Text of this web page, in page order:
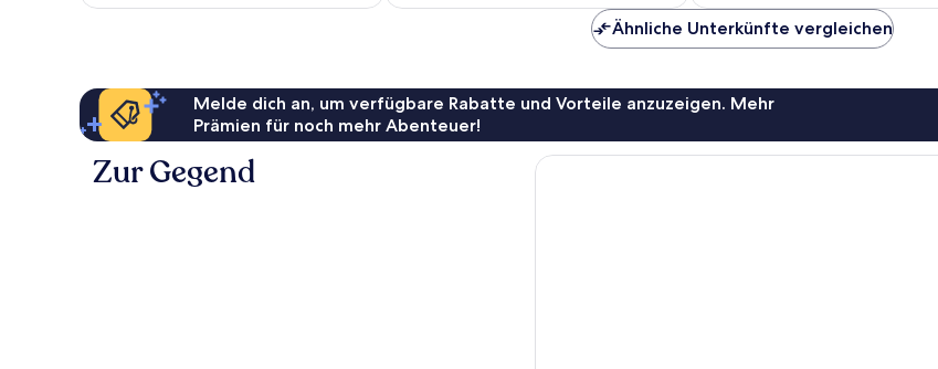
Ähnliche Unterkünfte vergleichen
Melde dich an, um verfügbare Rabatte und Vorteile anzuzeigen. Mehr
Prämien für noch mehr Abenteuer!
Zur Gegend